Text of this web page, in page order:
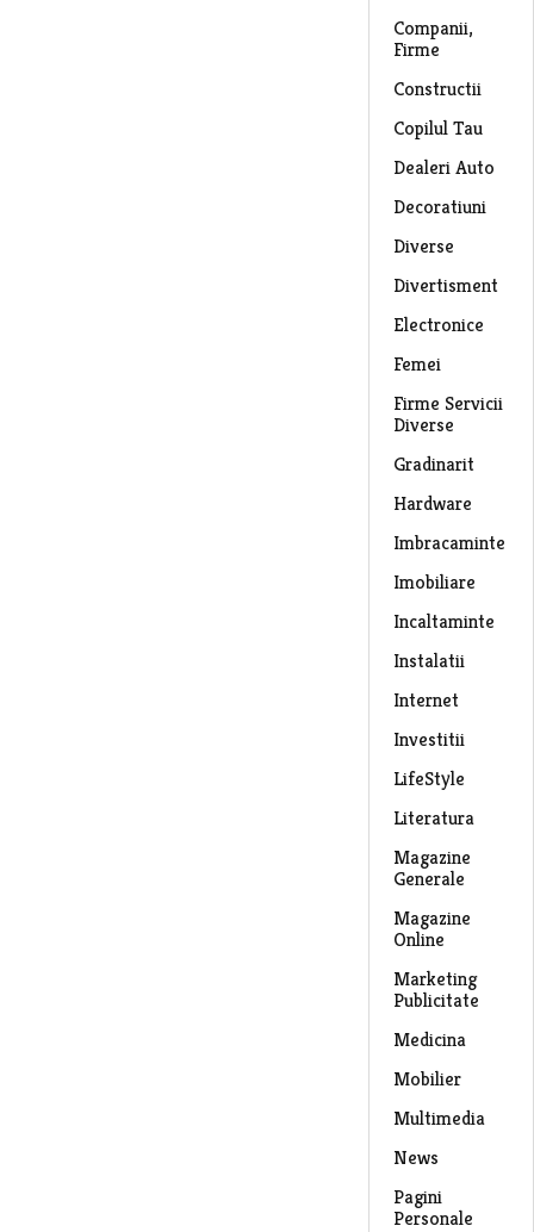
Companii,
Firme
Constructii
Copilul Tau
Dealeri Auto
Decoratiuni
Diverse
Divertisment
Electronice
Femei
Firme Servicii
Diverse
Gradinarit
Hardware
Imbracaminte
Imobiliare
Incaltaminte
Instalatii
Internet
Investitii
LifeStyle
Literatura
Magazine
Generale
Magazine
Online
Marketing
Publicitate
Medicina
Mobilier
Multimedia
News
Pagini
Personale